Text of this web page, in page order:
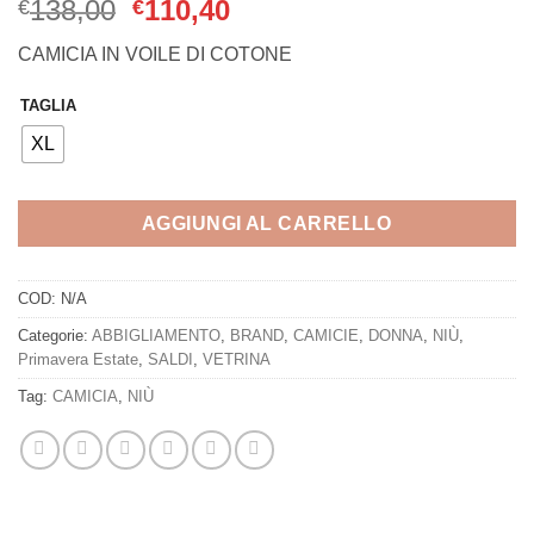
€138,00 Il
originale
€110,40Il
attuale
CAMICIA IN VOILE DI COTONE
TAGLIA
XL
AGGIUNGI AL CARRELLO
COD: N/A
Categorie: ABBIGLIAMENTO, BRAND, CAMICIE, DONNA, NIÙ,
Primavera Estate, SALDI , VETRINA
Tag: CAMICIA, NIÙ